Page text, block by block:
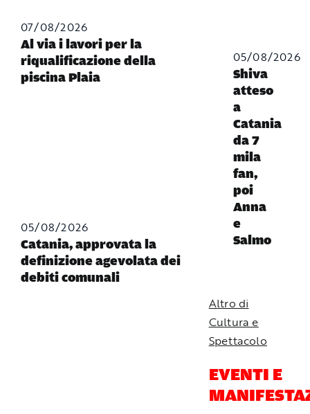
07/08/2026
Al via i lavori per la
riqualificazione della
piscina Plaia
05/08/2026
Catania, approvata la
definizione agevolata dei
debiti comunali
05/08/2026
Shiva
atteso
a
Catania
da 7
mila
fan,
poi
Anna
e
Salmo
Altro di
Cultura e
Spettacolo
EVENTI E